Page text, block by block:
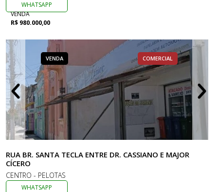
WHATSAPP
VENDA
R$ 980.000,00
VENDA COMERCIAL
RUA BR. SANTA TECLA ENTRE DR. CASSIANO E MAJOR
CÍCERO
CENTRO - PELOTAS
WHATSAPP